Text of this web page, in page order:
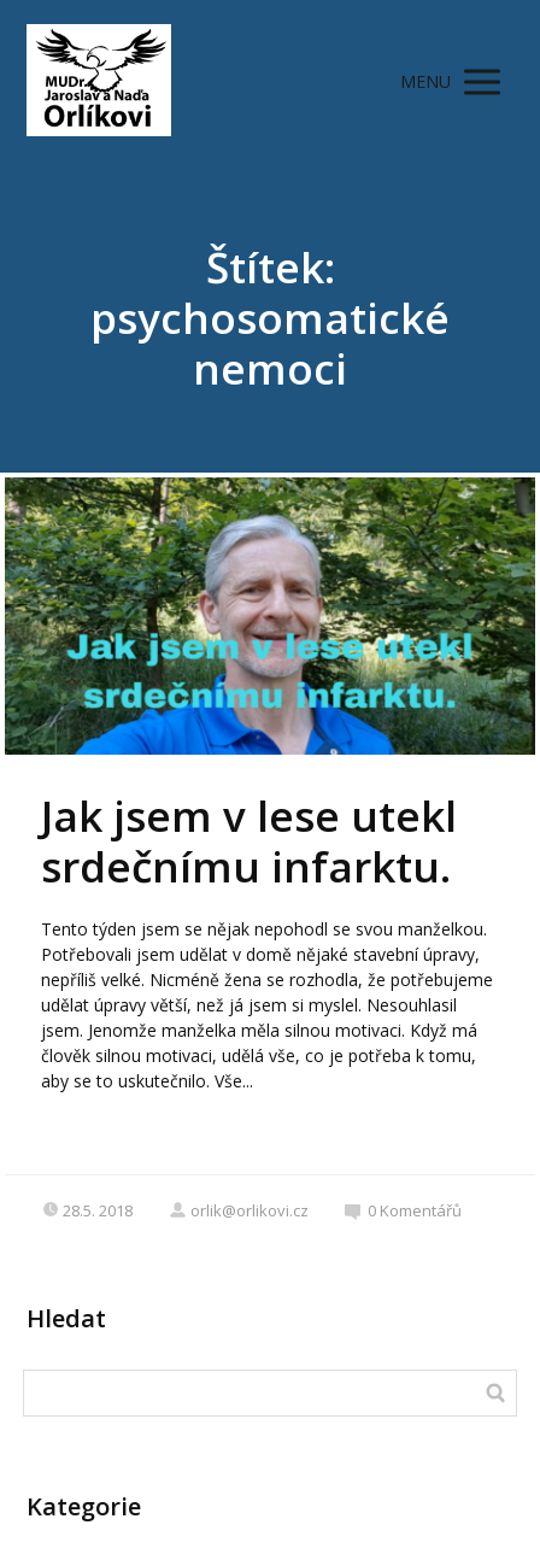
MENU
Štítek:
psychosomatické
nemoci
Jak jsem v lese utekl
srdečnímu infarktu.
Tento týden jsem se nějak nepohodl se svou manželkou.
Potřebovali jsem udělat v domě nějaké stavební úpravy,
nepříliš velké. Nicméně žena se rozhodla, že potřebujeme
udělat úpravy větší, než já jsem si myslel. Nesouhlasil
jsem. Jenomže manželka měla silnou motivaci. Když má
člověk silnou motivaci, udělá vše, co je potřeba k tomu,
aby se to uskutečnilo. Vše...
28.5. 2018 orlik@orlikovi.cz 0 Komentářů
Hledat
Kategorie